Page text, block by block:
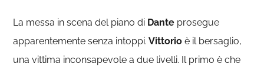
La messa in scena del piano di Dante prosegue
apparentemente senza intoppi. Vittorio è il bersaglio,
una vittima inconsapevole a due livelli. Il primo è che